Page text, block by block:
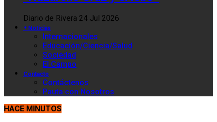
Diario de Rivera 24 Jul 2026
+ Noticias
Internacionales
Educación/Ciencia/Salud
Sociedad
El Campo
Contacto
Contáctenos
Pauta con Nosotros
HACE MINUTOS